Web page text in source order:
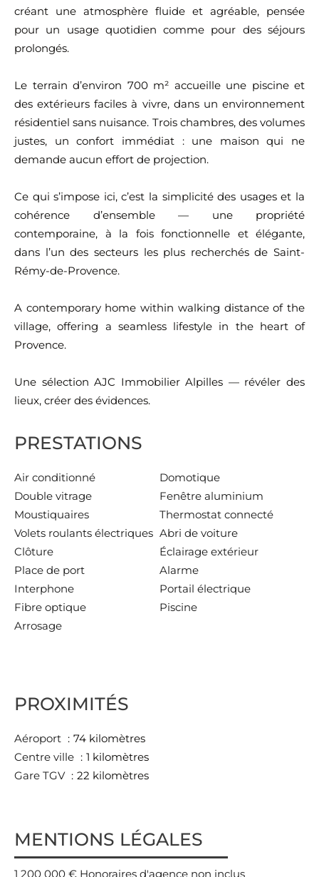
créant une atmosphère fluide et agréable, pensée
pour un usage quotidien comme pour des séjours
prolongés.
Le terrain d’environ 700 m² accueille une piscine et
des extérieurs faciles à vivre, dans un environnement
résidentiel sans nuisance. Trois chambres, des volumes
justes, un confort immédiat : une maison qui ne
demande aucun effort de projection.
Ce qui s’impose ici, c’est la simplicité des usages et la
cohérence d’ensemble — une propriété
contemporaine, à la fois fonctionnelle et élégante,
dans l’un des secteurs les plus recherchés de Saint-
Rémy-de-Provence.
A contemporary home within walking distance of the
village, offering a seamless lifestyle in the heart of
Provence.
Une sélection AJC Immobilier Alpilles — révéler des
lieux, créer des évidences.
PRESTATIONS
Air conditionné
Domotique
Double vitrage
Fenêtre aluminium
Moustiquaires
Thermostat connecté
Volets roulants électriques Abri de voiture
Clôture
Éclairage extérieur
Place de port
Alarme
Interphone
Portail électrique
Fibre optique
Piscine
Arrosage
PROXIMITÉS
Aéroport
74 kilomètres
Centre ville
1 kilomètres
Gare TGV
22 kilomètres
MENTIONS LÉGALES
1 200 000 € Honoraires d'agence non inclus